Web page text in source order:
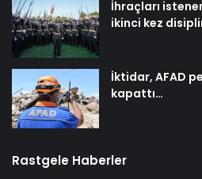
İhraçları
ikinci kez
İktidar, AFAD
kapattı…
Rastgele Haberler